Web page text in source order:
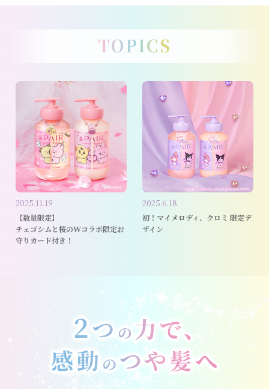
TOPICS
2025.11.19
【数量限定】
チェゴシムと桜のWコラボ限定お
守りカード付き！
2025.6.18
初！マイメロディ、クロミ 限定デ
ザイン